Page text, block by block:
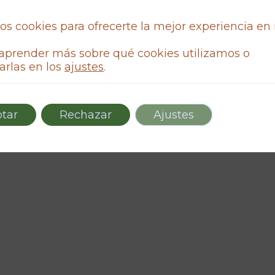
cookies para ofrecerte la mejor experiencia en
más sobre qué cookies utilizamos o
en los ajustes.
Rechazar Ajustes